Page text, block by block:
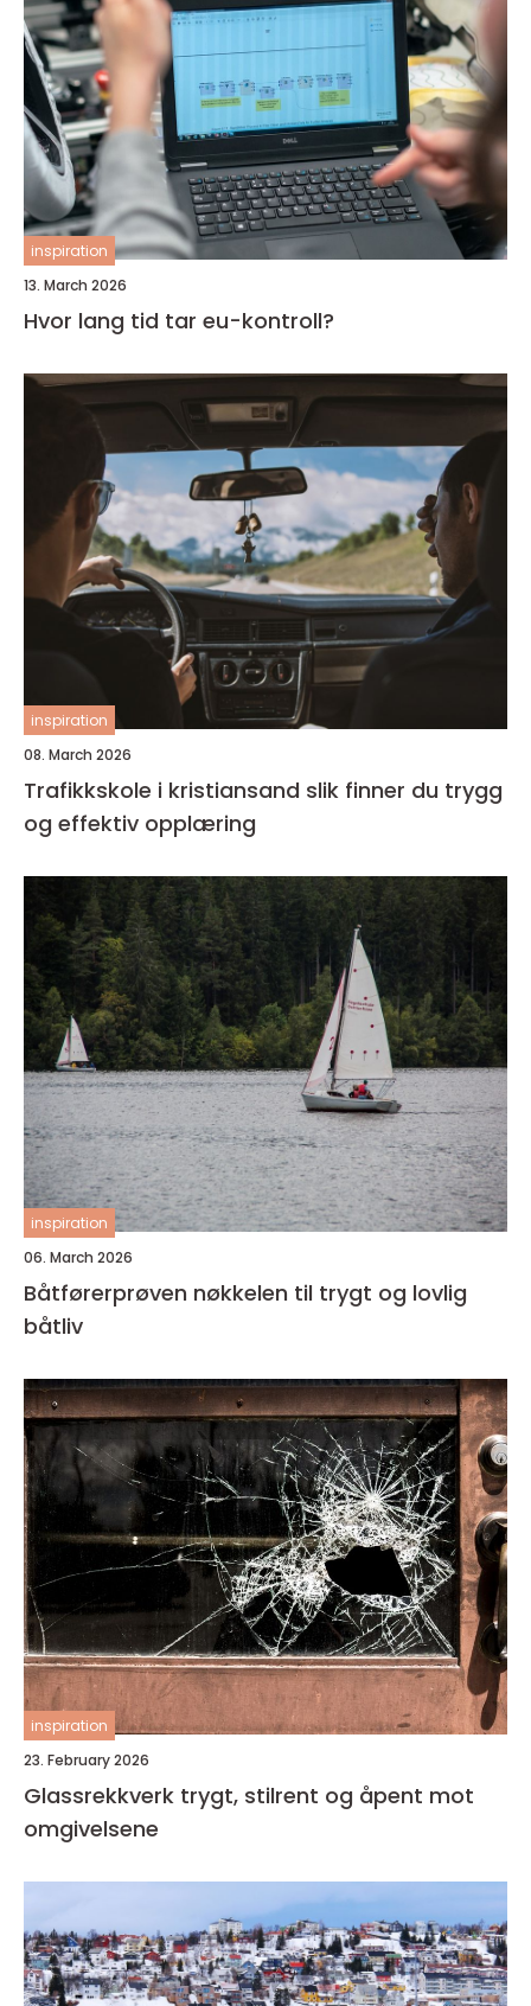
inspiration
13. March 2026
Hvor lang tid tar eu-kontroll?
inspiration
08. March 2026
Trafikkskole i kristiansand slik finner du trygg
og effektiv opplæring
inspiration
06. March 2026
Båtførerprøven nøkkelen til trygt og lovlig
båtliv
inspiration
23. February 2026
Glassrekkverk trygt, stilrent og åpent mot
omgivelsene